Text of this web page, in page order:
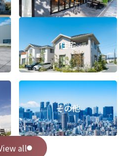
住宅
その他
all